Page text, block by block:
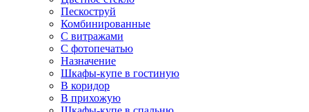
Пескоструй
Комбинированные
С витражами
С фотопечатью
Назначение
Шкафы-купе в гостиную
В коридор
В прихожую